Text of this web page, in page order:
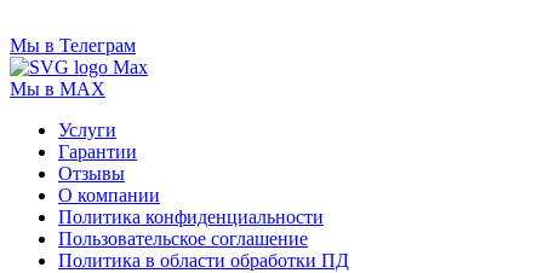
Мы в Телеграм
Мы в MAX
Услуги
Гарантии
Отзывы
О компании
Политика конфиденциальности
Пользовательское соглашение
Политика в области обработки ПД